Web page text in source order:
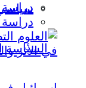
دراسة